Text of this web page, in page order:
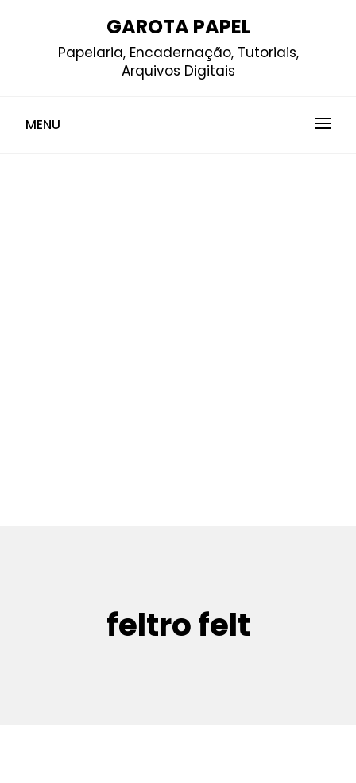
GAROTA PAPEL
Papelaria, Encadernação, Tutoriais,
Arquivos Digitais
MENU
feltro felt